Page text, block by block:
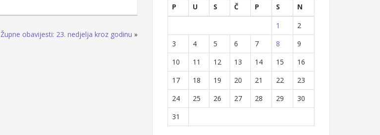
Župne obavijesti: 23. nedjelja kroz godinu »
P
U S Č P S
N
1
2
3
4 5 6 7 8
9
10
11 12 13 14 15
16
17
18 19 20 21 22
23
24
25 26 27 28 29
30
31